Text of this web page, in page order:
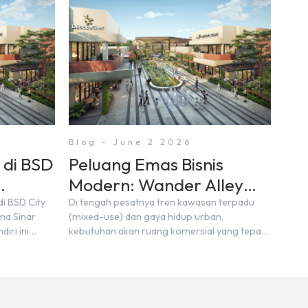
BSD
dari
BSD City
Sinar
ini
Blog - June 2 2026
Peluang Emas Bisnis
Modern: Wander Alley
Walk, Ruko TOD Strategis
di BSD City Mulai 2 M-an
Di tengah pesatnya tren kawasan terpadu
(mixed-use) dan gaya hidup urban,
kebutuhan akan ruang komersial yang tepat